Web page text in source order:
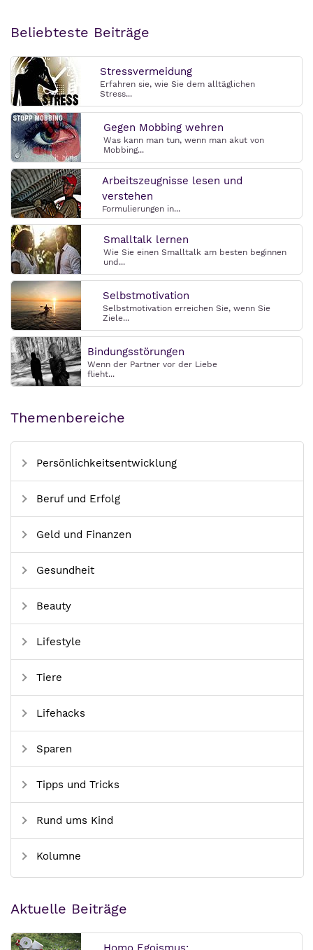
Beliebteste Beiträge
Stressvermeidung
Erfahren sie, wie Sie dem alltäglichen
Stress...
Gegen Mobbing wehren
Was kann man tun, wenn man akut von
Mobbing...
Arbeitszeugnisse lesen und
verstehen
Formulierungen in...
Smalltalk lernen
Wie Sie einen Smalltalk am besten beginnen
und...
Selbstmotivation
Selbstmotivation erreichen Sie, wenn Sie
Ziele...
Bindungsstörungen
Wenn der Partner vor der Liebe
flieht...
Themenbereiche
Persönlichkeitsentwicklung
Beruf und Erfolg
Geld und Finanzen
Gesundheit
Beauty
Lifestyle
Tiere
Lifehacks
Sparen
Tipps und Tricks
Rund ums Kind
Kolumne
Aktuelle Beiträge